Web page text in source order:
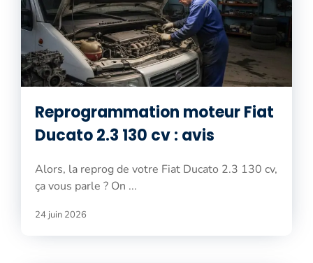
Reprogrammation moteur Fiat
Ducato 2.3 130 cv : avis
Alors, la reprog de votre Fiat Ducato 2.3 130 cv,
ça vous parle ? On ...
24 juin 2026